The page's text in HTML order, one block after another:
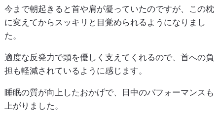
今まで朝起きると首や肩が凝っていたのですが、この枕
に変えてからスッキリと目覚められるようになりまし
た。
適度な反発力で頭を優しく支えてくれるので、首への負
担も軽減されているように感じます。
睡眠の質が向上したおかげで、日中のパフォーマンスも
上がりました。